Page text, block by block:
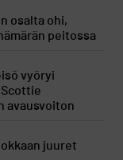
osalta ohi,
peitossa
vyöryi
avausvoiton
juuret